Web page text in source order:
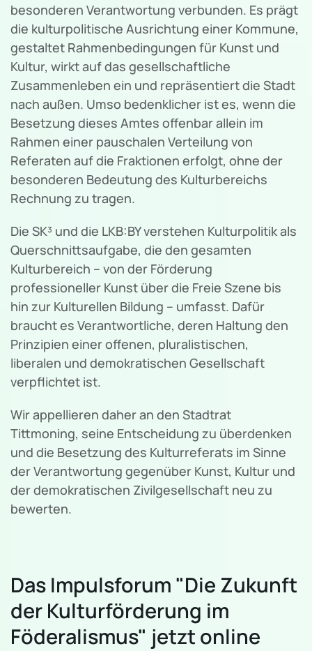
besonderen Verantwortung verbunden. Es prägt
die kulturpolitische Ausrichtung einer Kommune,
gestaltet Rahmenbedingungen für Kunst und
Kultur, wirkt auf das gesellschaftliche
Zusammenleben ein und repräsentiert die Stadt
nach außen. Umso bedenklicher ist es, wenn die
Besetzung dieses Amtes offenbar allein im
Rahmen einer pauschalen Verteilung von
Referaten auf die Fraktionen erfolgt, ohne der
besonderen Bedeutung des Kulturbereichs
Rechnung zu tragen.
Die SK³ und die LKB:BY verstehen Kulturpolitik als
Querschnittsaufgabe, die den gesamten
Kulturbereich – von der Förderung
professioneller Kunst über die Freie Szene bis
hin zur Kulturellen Bildung – umfasst. Dafür
braucht es Verantwortliche, deren Haltung den
Prinzipien einer offenen, pluralistischen,
liberalen und demokratischen Gesellschaft
verpflichtet ist.
Wir appellieren daher an den Stadtrat
Tittmoning, seine Entscheidung zu überdenken
und die Besetzung des Kulturreferats im Sinne
der Verantwortung gegenüber Kunst, Kultur und
der demokratischen Zivilgesellschaft neu zu
bewerten.
Das Impulsforum "Die Zukunft
der Kulturförderung im
Föderalismus" jetzt online